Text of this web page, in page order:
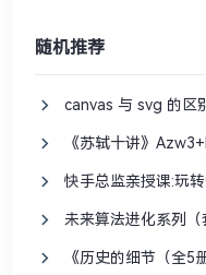
随机推荐
canvas 与 svg 的区
《苏轼十讲》
快手总监亲授课:玩
未来算法进化系列
《历史的细节（全